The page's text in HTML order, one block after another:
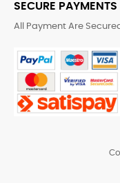
SECURE PAYMENTS
All Payment Are